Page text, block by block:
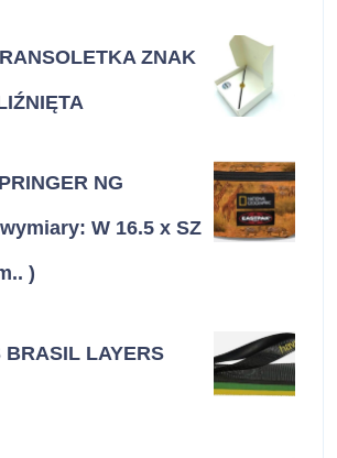
ZNAK
NG
W 16.5 x SZ
)
BRASIL LAYERS